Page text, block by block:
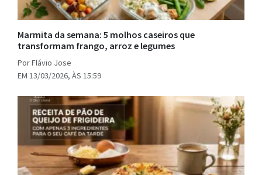
Marmita da semana: 5 molhos caseiros que
transformam frango, arroz e legumes
Por Flávio Jose
EM 13/03/2026, ÀS 15:59